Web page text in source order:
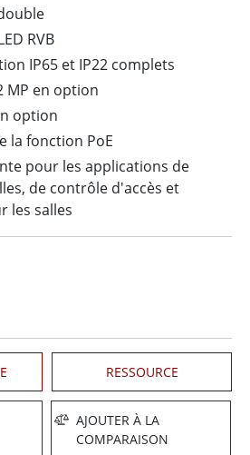
RVB
IP65 et IP22 complets
MP en option
option
la fonction PoE
pour les applications de
de contrôle d'accès et
les salles
RESSOURCE
AJOUTER À LA
COMPARAISON